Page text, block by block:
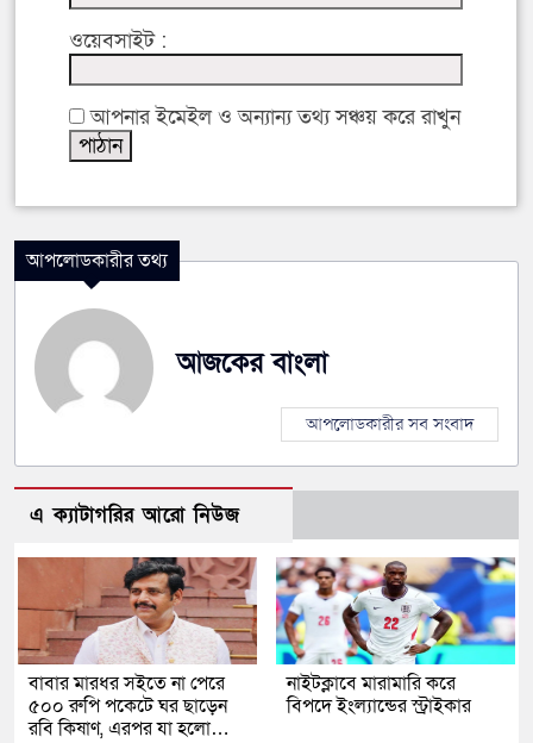
ওয়েবসাইট :
আপনার ইমেইল ও অন্যান্য তথ্য সঞ্চয় করে রাখুন
আপলোডকারীর তথ্য
আজকের বাংলা
আপলোডকারীর সব সংবাদ
এ ক্যাটাগরির আরো নিউজ
বাবার মারধর সইতে না পেরে
৫০০ রুপি পকেটে ঘর ছাড়েন
রবি কিষাণ, এরপর যা হলো…
নাইটক্লাবে মারামারি করে
বিপদে ইংল্যান্ডের স্ট্রাইকার